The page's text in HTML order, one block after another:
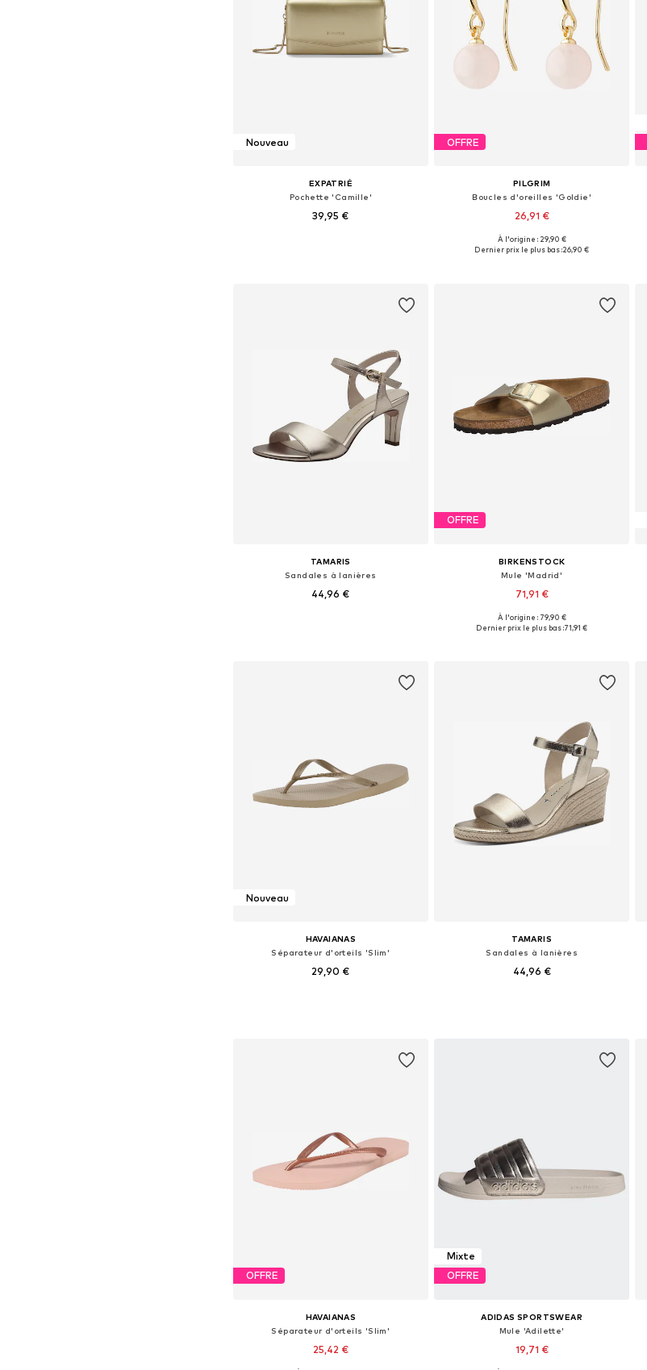
Nouveau
EXPATRIÉ
Pochette 'Camille'
39,95 €
OFFRE
PILGRIM
Boucles d'oreilles 'Goldie'
26,91 €
Tailles disponibles: One Size
À l'origine : 29,90 €
Dernier prix le plus bas :26,90 €
TAMARIS
Sandales à lanières
44,96 €
OFFRE
BIRKENSTOCK
Mule 'Madrid'
71,91 €
+5
À l'origine : 79,90 €
Dernier prix le plus bas :71,91 €
Nouveau
HAVAIANAS
Séparateur d'orteils 'Slim'
29,90 €
TAMARIS
Sandales à lanières
44,96 €
OFFRE
HAVAIANAS
Séparateur d'orteils 'Slim'
25,42 €
Mixte
OFFRE
ADIDAS SPORTSWEAR
Mule 'Adilette'
19,71 €